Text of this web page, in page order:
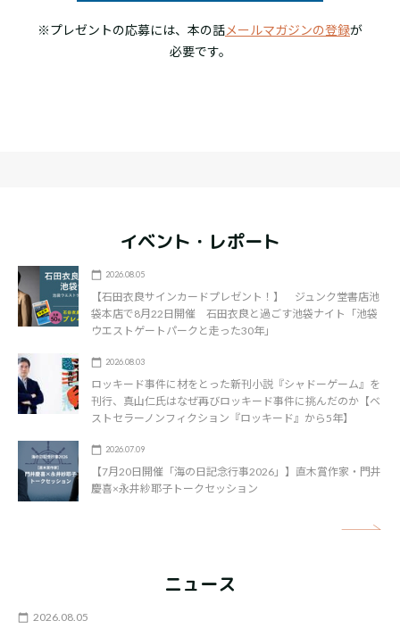
※プレゼントの応募には、本の話メールマガジンの登録が
必要です。
イベント・レポート
2026.08.05
【石田衣良サインカードプレゼント！】 ジュンク堂書店池
袋本店で8月22日開催 石田衣良と過ごす池袋ナイト「池袋
ウエストゲートパークと走った30年」
2026.08.03
ロッキード事件に材をとった新刊小説『シャドーゲーム』を
刊行、真山仁氏はなぜ再びロッキード事件に挑んだのか【ベ
ストセラーノンフィクション『ロッキード』から5年】
2026.07.09
【7月20日開催「海の日記念行事2026」】直木賞作家・門井
慶喜×永井紗耶子トークセッション
ニュース
2026.08.05